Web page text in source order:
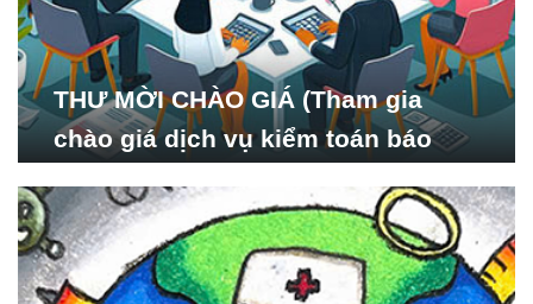
THƯ MỜI CHÀO GIÁ (Tham gia
chào giá dịch vụ kiểm toán báo
Nghiên cứu Phát triển Xã
hội_ISDS)